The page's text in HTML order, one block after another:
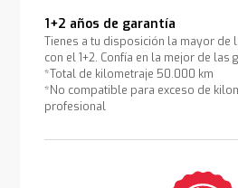
1+2 años de garantía
Tienes a tu disposición la mayor de
con el 1+2. Confía en la mejor de las
*Total de kilometraje 50.000 km
*No compatible para exceso de
profesional